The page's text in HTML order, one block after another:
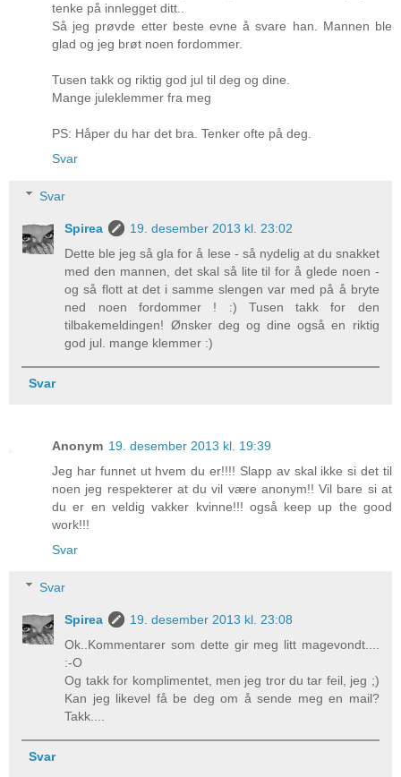
tenke på innlegget ditt..
Så jeg prøvde etter beste evne å svare han. Mannen ble
glad og jeg brøt noen fordommer.
Tusen takk og riktig god jul til deg og dine.
Mange juleklemmer fra meg
PS: Håper du har det bra. Tenker ofte på deg.
Svar
Svar
Spirea
19. desember 2013 kl. 23:02
Dette ble jeg så gla for å lese - så nydelig at du snakket
med den mannen, det skal så lite til for å glede noen -
og så flott at det i samme slengen var med på å bryte
ned noen fordommer ! :) Tusen takk for den
tilbakemeldingen! Ønsker deg og dine også en riktig
god jul. mange klemmer :)
Svar
Anonym 19. desember 2013 kl. 19:39
Jeg har funnet ut hvem du er!!!! Slapp av skal ikke si det til
noen jeg respekterer at du vil være anonym!! Vil bare si at
du er en veldig vakker kvinne!!! også keep up the good
work!!!
Svar
Svar
Spirea
19. desember 2013 kl. 23:08
Ok..Kommentarer som dette gir meg litt magevondt....
:-O
Og takk for komplimentet, men jeg tror du tar feil, jeg ;)
Kan jeg likevel få be deg om å sende meg en mail?
Takk....
Svar